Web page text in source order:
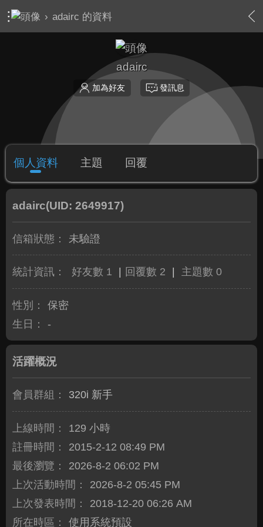
› adairc 的資料
adairc
加為好友 發訊息
個人資料 主題 回覆
adairc(UID: 2649917)
信箱狀態： 未驗證
統計資訊： 好友數 1 回覆數 2 主題數 0
性別：
保密
生日：
-
活躍概況
會員群組： 320i 新手
上線時間：
129 小時
註冊時間：
2015-2-12 08:49 PM
最後瀏覽：
2026-8-2 06:02 PM
上次活動時間：
2026-8-2 05:45 PM
上次發表時間：
2018-12-20 06:26 AM
所在時區：
使用系統預設